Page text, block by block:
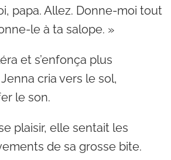
papa. Allez. Donne-moi tout
le à ta salope. »
et s’enfonça plus
cria vers le sol,
le son.
plaisir, elle sentait les
de sa grosse bite.